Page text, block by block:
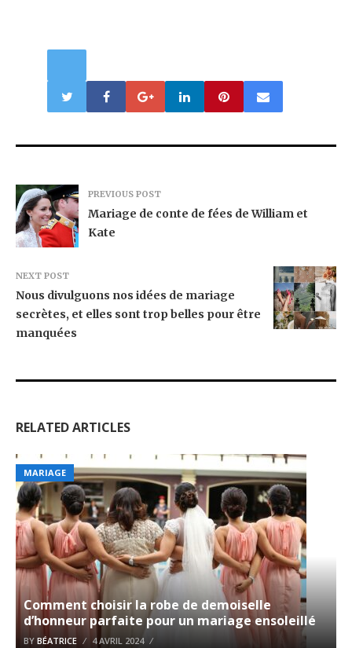
PREVIOUS POST
Mariage de conte de fées de William et
Kate
NEXT POST
Nous divulguons nos idées de mariage
secrètes, et elles sont trop belles pour être
manquées
RELATED ARTICLES
MARIAGE
Comment choisir la robe de demoiselle
d’honneur parfaite pour un mariage ensoleillé
BY BÉATRICE 4 AVRIL 2024